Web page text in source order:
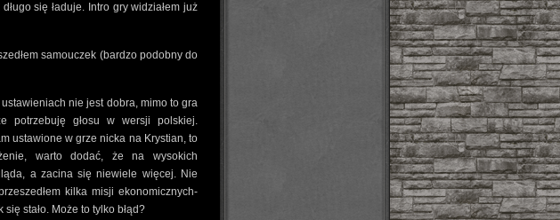
się ładuje. Intro gry widziałem już
samouczek (bardzo podobny do
nie jest dobra, mimo to gra
potrzebuję głosu w wersji polskiej.
ustawione w grze nicka na Krystian, to
warto dodać, że na wysokich
a zacina się niewiele więcej. Nie
kilka misji ekonomicznych-
stało. Może to tylko błąd?